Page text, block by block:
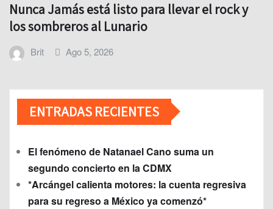
Nunca Jamás está listo para llevar el rock y
los sombreros al Lunario
Brit Ago 5, 2026
ENTRADAS RECIENTES
El fenómeno de Natanael Cano suma un
segundo concierto en la CDMX
*Arcángel calienta motores: la cuenta regresiva
para su regreso a México ya comenzó*